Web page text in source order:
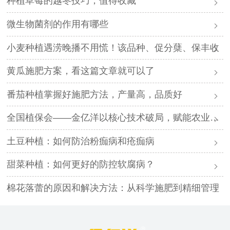
微生物菌剂的作用有哪些
小麦种植遇涝晚播不用慌！该品种、促分蘖、保丰收
黄瓜施肥方案，看这篇文章就可以了
番茄种植掌握好施肥方法，产量高，品质好
全国植保会——金亿洋以核心技术破局，赋能农业高质量发展
土豆种植：如何防治粉痂病和疮痂病
甜菜种植：如何更好的防控软腐病？
棉花落蕾的原因和解决方法：从科学施肥到精细管理